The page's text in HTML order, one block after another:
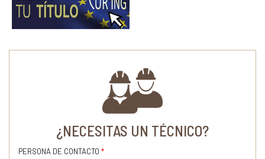
¿NECESITAS UN TÉCNICO?
PERSONA DE CONTACTO *